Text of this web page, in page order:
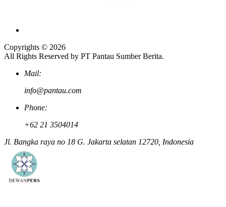
Copyrights © 2026
All Rights Reserved by PT Pantau Sumber Berita.
Mail:
info@pantau.com
Phone:
+62 21 3504014
Jl. Bangka raya no 18 G. Jakarta selatan 12720, Indonesia